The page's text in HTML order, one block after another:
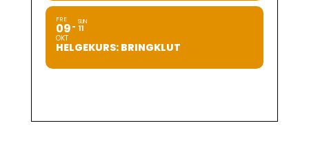
FRE
09
OKT
SUN
11
HELGEKURS: BRINGKLUT